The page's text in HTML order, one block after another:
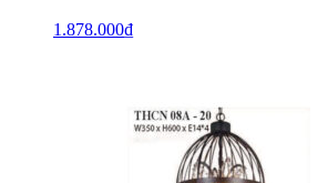
1.878.000₫